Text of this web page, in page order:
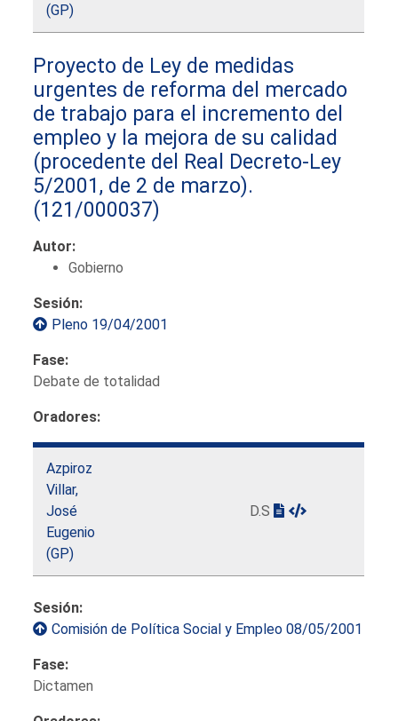
(GP)
Proyecto de Ley de medidas
urgentes de reforma del mercado
de trabajo para el incremento del
empleo y la mejora de su calidad
(procedente del Real Decreto-Ley
5/2001, de 2 de marzo).
(121/000037)
Autor:
Gobierno
Sesión:
Pleno 19/04/2001
Fase:
Debate de totalidad
Oradores:
Azpiroz
Villar,
José
Eugenio
(GP)
D.S
Sesión:
Comisión de Política Social y Empleo 08/05/2001
Fase:
Dictamen